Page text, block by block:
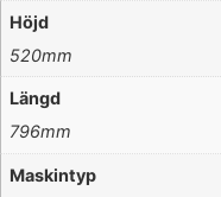
Höjd
520mm
Längd
796mm
Maskintyp